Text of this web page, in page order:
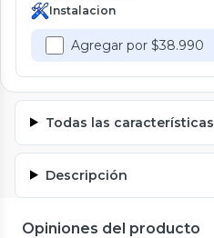
Instalacion
Agregar por $38.990
Todas las características
Descripción
Opiniones del producto